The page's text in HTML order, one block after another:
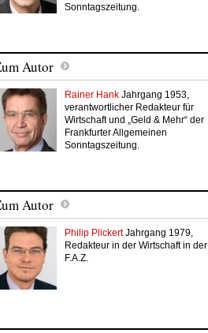
Sonntagszeitung.
Autor
Rainer Hank Jahrgang 1953,
verantwortlicher Redakteur für
Wirtschaft und „Geld & Mehr“ der
Frankfurter Allgemeinen
Sonntagszeitung.
Autor
Philip Plickert Jahrgang 1979,
Redakteur in der Wirtschaft in der
F.A.Z.